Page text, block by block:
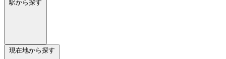
駅から探す
現在地から探す